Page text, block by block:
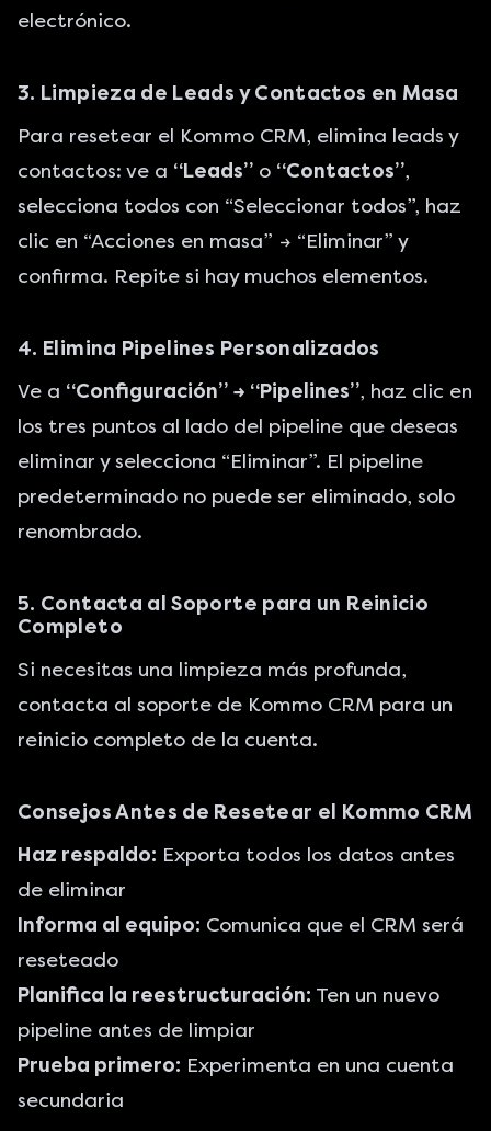
electrónico.
3. Limpieza de Leads y Contactos en Masa
Para resetear el Kommo CRM, elimina leads y
contactos: ve a “Leads” o “Contactos”,
selecciona todos con “Seleccionar todos”, haz
clic en “Acciones en masa” → “Eliminar” y
confirma. Repite si hay muchos elementos.
4. Elimina Pipelines Personalizados
Ve a “Configuración” → “Pipelines”, haz clic en
los tres puntos al lado del pipeline que deseas
eliminar y selecciona “Eliminar”. El pipeline
predeterminado no puede ser eliminado, solo
renombrado.
5. Contacta al Soporte para un Reinicio
Completo
Si necesitas una limpieza más profunda,
contacta al soporte de Kommo CRM para un
reinicio completo de la cuenta.
Consejos Antes de Resetear el Kommo CRM
Haz respaldo: Exporta todos los datos antes
de eliminar
Informa al equipo: Comunica que el CRM será
reseteado
Planifica la reestructuración: Ten un nuevo
pipeline antes de limpiar
Prueba primero: Experimenta en una cuenta
secundaria